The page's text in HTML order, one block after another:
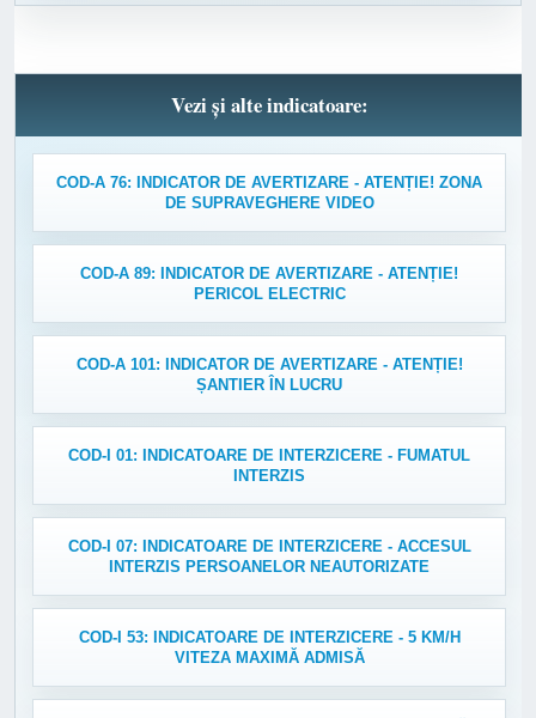
Vezi și alte indicatoare:
COD-A 76: INDICATOR DE AVERTIZARE - ATENȚIE! ZONA
DE SUPRAVEGHERE VIDEO
COD-A 89: INDICATOR DE AVERTIZARE - ATENȚIE!
PERICOL ELECTRIC
COD-A 101: INDICATOR DE AVERTIZARE - ATENȚIE!
ȘANTIER ÎN LUCRU
COD-I 01: INDICATOARE DE INTERZICERE - FUMATUL
INTERZIS
COD-I 07: INDICATOARE DE INTERZICERE - ACCESUL
INTERZIS PERSOANELOR NEAUTORIZATE
COD-I 53: INDICATOARE DE INTERZICERE - 5 KM/H
VITEZA MAXIMĂ ADMISĂ